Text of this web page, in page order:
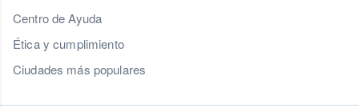
Centro de Ayuda
Ética y cumplimiento
Ciudades más populares